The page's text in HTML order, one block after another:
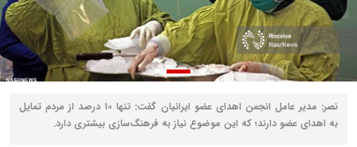
نصر: مدیر عامل انجمن اهدای عضو ایرانیان گفت: تنها ۱۰ درصد از مردم تمایل
به اهدای عضو دارند؛ که این موضوع نیاز به فرهنگ‌سازی بیشتری دارد.